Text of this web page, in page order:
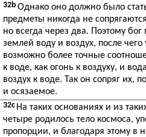
32b Однако оно должно было
предметы никогда не
но всегда через два. Поэтому
землей воду и воздух, после
возможно более точные
к воде, как огонь к воздуху, и
воздух к воде. Так он сопряг их,
и осязаемое.
32c На таких основаниях и из
четыре родилось тело космоса,
пропорции, и благодаря этому в